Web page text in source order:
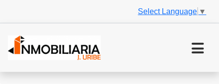
Select Language ▼